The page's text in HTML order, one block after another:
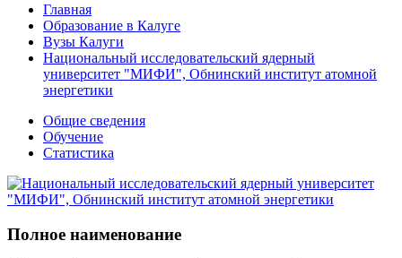
Главная
Образование в Калуге
Вузы Калуги
Национальный исследовательский ядерный
университет "МИФИ", Обнинский институт атомной
энергетики
Общие сведения
Обучение
Статистика
Полное наименование